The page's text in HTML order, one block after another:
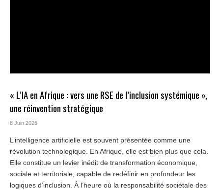
« L’IA en Afrique : vers une RSE de l’inclusion systémique »,
une réinvention stratégique
8 Juin 2026
L’intelligence artificielle est souvent présentée comme une
révolution technologique. En Afrique, elle est bien plus que cela.
Elle constitue un levier inédit de transformation économique,
sociale et territoriale, capable de redéfinir en profondeur les
logiques d’inclusion. À l’heure où la responsabilité sociétale des